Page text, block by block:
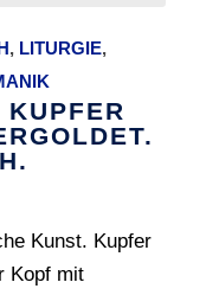
, LITURGIE,
Kunst. Kupfer
Kopf mit